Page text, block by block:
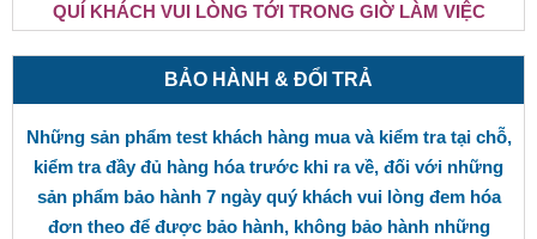
QUÍ KHÁCH VUI LÒNG TỚI TRONG GIỜ LÀM VIỆC
BẢO HÀNH & ĐỔI TRẢ
Những sản phẩm test khách hàng mua và kiểm tra tại chỗ,
kiểm tra đầy đủ hàng hóa trước khi ra về, đối với những
sản phẩm bảo hành 7 ngày quý khách vui lòng đem hóa
đơn theo để được bảo hành, không bảo hành những